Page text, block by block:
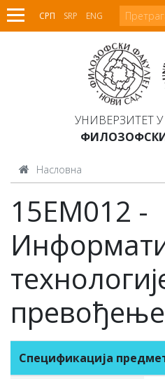
СРП SRP ENG
УНИВЕРЗИТЕТ
Насловна
15ЕМ012 -
превођење
Спецификација